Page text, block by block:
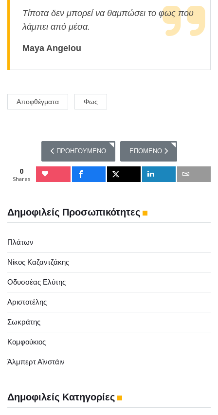
Δημοφιλείς Προσωπικότητες
Πλάτων
Νίκος Καζαντζάκης
Οδυσσέας Ελύτης
Αριστοτέλης
Σωκράτης
Κομφούκιος
Άλμπερτ Αϊνστάιν
Δημοφιλείς Κατηγορίες
Τίποτα δεν μπορεί να θαμπώσει το φως που
λάμπει από μέσα.
Maya Angelou
Αποφθέγματα Φως
ΠΡΟΗΓΟΎΜΕΝΟ ΆΡΘΡΟ: 20 ΑΠΟΦΘΈΓΜΑΤΑ ΓΙΑ ΤΗ
ΠΡΟΗΓΟΎΜΕΝΟ ΕΠΌΜΕΝΟ ΆΡΘΡΟ: 20
ΕΠΌΜΕΝΟ
0
Shares